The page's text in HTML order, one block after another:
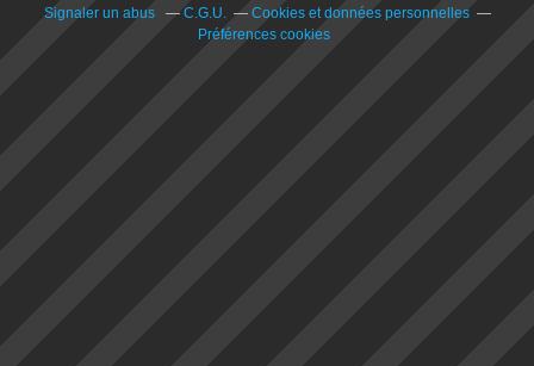
Signaler un abus C.G.U.
Cookies et données personnelles
Préférences cookies